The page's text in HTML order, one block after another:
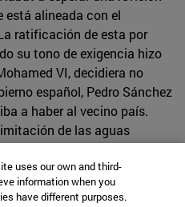
está alineada con el
ratificación de esta por
su tono de exigencia hizo
VI, decidiera no
español, Pedro Sánchez
a haber al vecino país.
de las aguas
, han aumentado los
países.
uses our own and third-
information when you
have different purposes.